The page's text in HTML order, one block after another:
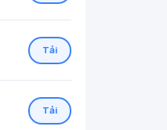
Tải
Tải